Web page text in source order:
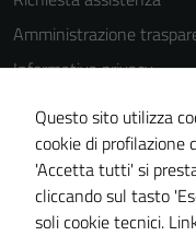
Amministrazione
Informativa privacy
Cookie Policy
Note legali
Dichiarazione di
Piano di miglioramento
Questo sito utilizza
cookie di profilazione
'Accetta tutti' si
cliccando sul tasto
soli cookie tecnici.